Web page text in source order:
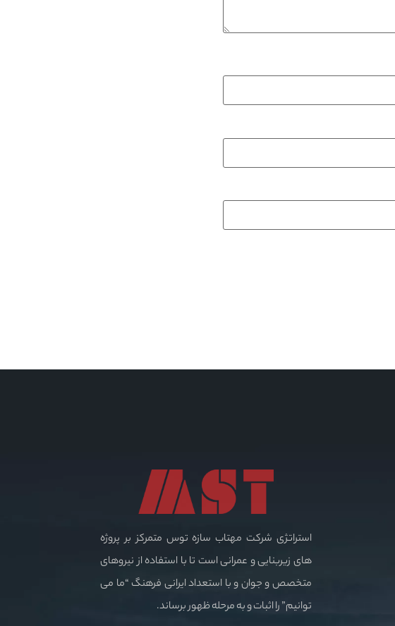
استراتژی شرکت مهتاب سازه توس متمرکز بر پروژه
های زیربنایی و عمرانی است تا با استفاده از نیروهای
متخصص و جوان و با استعداد ایرانی فرهنگ “ما می
توانیم” را اثبات و به مرحله ظهور برساند.